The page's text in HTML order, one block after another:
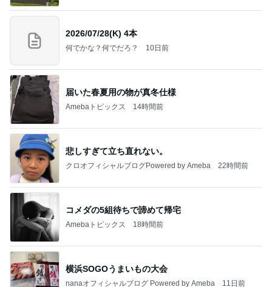
2026/07/28(K) 4本
何でかな？何でだろ？ 10日前
届いた春夏用の物が真冬仕様
Amebaトピックス 14時間前
悲しすぎて立ち直れない。
クロオフィシャルブログPowered by Ameba 22時間前
コメダの5組待ちで諦めて帰宅
Amebaトピックス 18時間前
横浜SOGOうまいもの大会
nanaオフィシャルブログ Powered by Ameba 11日前